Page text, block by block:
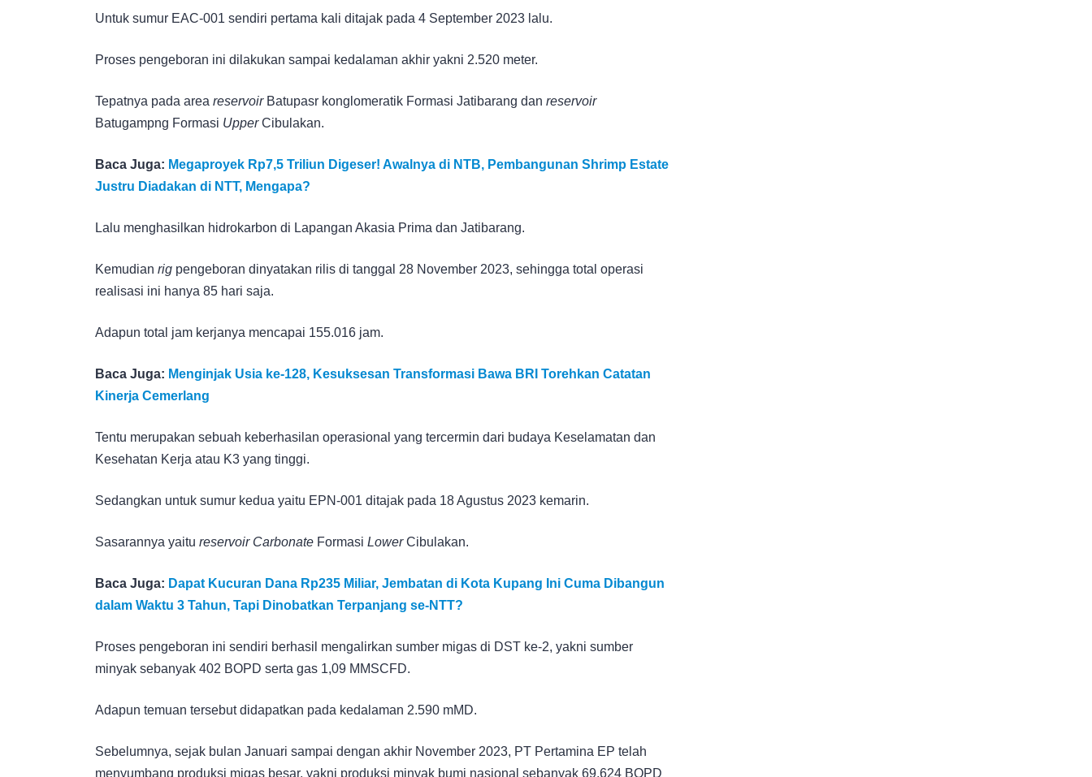
Untuk sumur EAC-001 sendiri pertama kali ditajak pada 4 September 2023 lalu.
Proses pengeboran ini dilakukan sampai kedalaman akhir yakni 2.520 meter.
Tepatnya pada area reservoir Batupasr konglomeratik Formasi Jatibarang dan reservoir
Batugampng Formasi UpperCibulakan.
Baca Juga: Megaproyek Rp7,5 Triliun Digeser! Awalnya di NTB, Pembangunan Shrimp Estate
Justru Diadakan di NTT, Mengapa?
Lalu menghasilkan hidrokarbon di Lapangan Akasia Prima dan Jatibarang.
Kemudian rig pengeboran dinyatakan rilis di tanggal 28 November 2023, sehingga total operasi
realisasi ini hanya 85 hari saja.
Adapun total jam kerjanya mencapai 155.016 jam.
Baca Juga: Menginjak Usia ke-128, Kesuksesan Transformasi Bawa BRI Torehkan Catatan
Kinerja Cemerlang
Tentu merupakan sebuah keberhasilan operasional yang tercermin dari budaya Keselamatan dan
Kesehatan Kerja atau K3 yang tinggi.
Sedangkan untuk sumur kedua yaitu EPN-001 ditajak pada 18 Agustus 2023 kemarin.
Sasarannya yaitu reservoir Carbonate Formasi LowerCibulakan.
Baca Juga: Dapat Kucuran Dana Rp235 Miliar, Jembatan di Kota Kupang Ini Cuma Dibangun
dalam Waktu 3 Tahun, Tapi Dinobatkan Terpanjang se-NTT?
Proses pengeboran ini sendiri berhasil mengalirkan sumber migas di DST ke-2, yakni sumber
minyak sebanyak 402 BOPD serta gas 1,09 MMSCFD.
Adapun temuan tersebut didapatkan pada kedalaman 2.590 mMD.
Sebelumnya, sejak bulan Januari sampai dengan akhir November 2023, PT Pertamina EP telah
menyumbang produksi migas besar, yakni produksi minyak bumi nasional sebanyak 69.624 BOPD